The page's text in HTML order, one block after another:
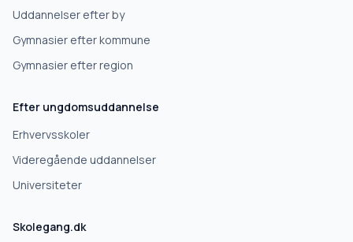
Uddannelser efter by
Gymnasier efter kommune
Gymnasier efter region
Efter ungdomsuddannelse
Erhvervsskoler
Videregående uddannelser
Universiteter
Skolegang.dk